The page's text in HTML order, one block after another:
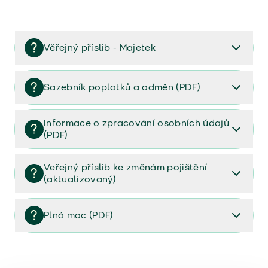
Věřejný příslib - Majetek
Věřejný příslib majetek 2023
Sazebník poplatků a odměn (PDF)
Sazebník poplatků a odměn (PDF)
Informace o zpracování osobních údajů
(PDF)
Informace o zpracování osobních údajů (PDF)
Veřejný příslib ke změnám pojištění
(aktualizovaný)
Veřejný příslib ke změnám pojištění (aktualizovaný)
Plná moc (PDF)